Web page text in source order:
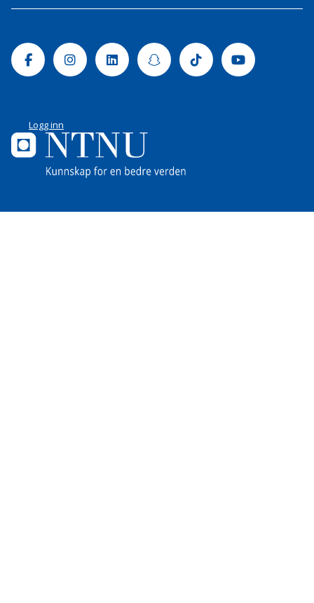
FacebookInstagramLinkedinSnapchatTiktok Youtube
Logg inn